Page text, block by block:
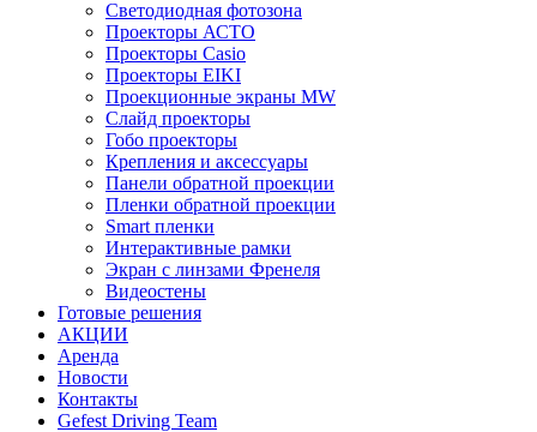
Светодиодная фотозона
Проекторы АСТО
Проекторы Casio
Проекторы EIKI
Проекционные экраны MW
Слайд проекторы
Гобо проекторы
Крепления и аксессуары
Панели обратной проекции
Пленки обратной проекции
Smart пленки
Интерактивные рамки
Экран с линзами Френеля
Видеостены
Готовые решения
АКЦИИ
Аренда
Новости
Контакты
Gefest Driving Team